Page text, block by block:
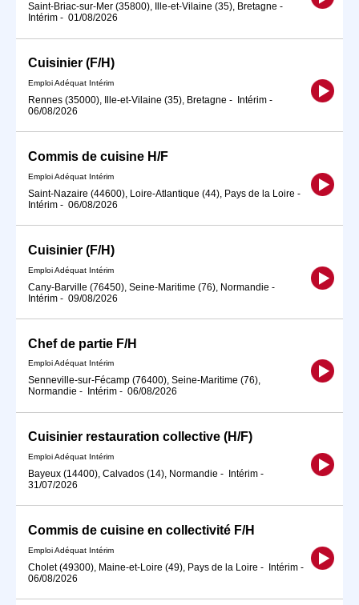
Saint-Briac-sur-Mer (35800), Ille-et-Vilaine (35), Bretagne -
Intérim - 01/08/2026
Cuisinier (F/H)
Emploi Adéquat Intérim
Rennes (35000), Ille-et-Vilaine (35), Bretagne - Intérim -
06/08/2026
Commis de cuisine H/F
Emploi Adéquat Intérim
Saint-Nazaire (44600), Loire-Atlantique (44), Pays de la Loire -
Intérim - 06/08/2026
Cuisinier (F/H)
Emploi Adéquat Intérim
Cany-Barville (76450), Seine-Maritime (76), Normandie -
Intérim - 09/08/2026
Chef de partie F/H
Emploi Adéquat Intérim
Senneville-sur-Fécamp (76400), Seine-Maritime (76),
Normandie - Intérim - 06/08/2026
Cuisinier restauration collective (H/F)
Emploi Adéquat Intérim
Bayeux (14400), Calvados (14), Normandie - Intérim -
31/07/2026
Commis de cuisine en collectivité F/H
Emploi Adéquat Intérim
Cholet (49300), Maine-et-Loire (49), Pays de la Loire - Intérim -
06/08/2026